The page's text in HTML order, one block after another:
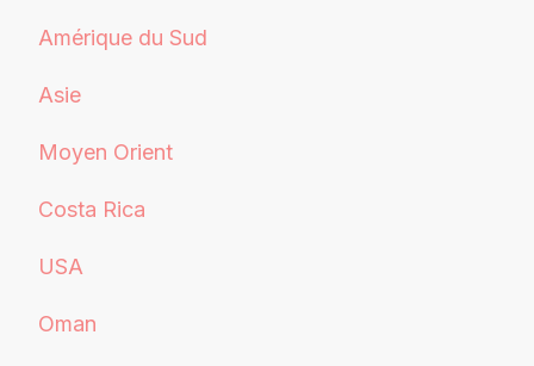
Amérique du Sud
Asie
Moyen Orient
Costa Rica
USA
Oman